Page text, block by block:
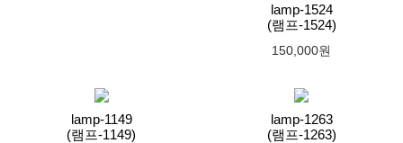
lamp-1524
(램프-1524)
150,000원
lamp-1149
(램프-1149)
lamp-1263
(램프-1263)